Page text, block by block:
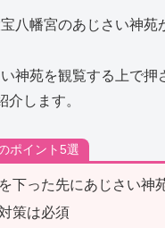
八幡宮のあじさい神苑
神苑を観覧する上で押
介します。
ポイント5選
下った先にあじさい神
策は必須